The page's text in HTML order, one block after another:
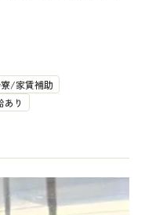
寮/家賃補助
あり